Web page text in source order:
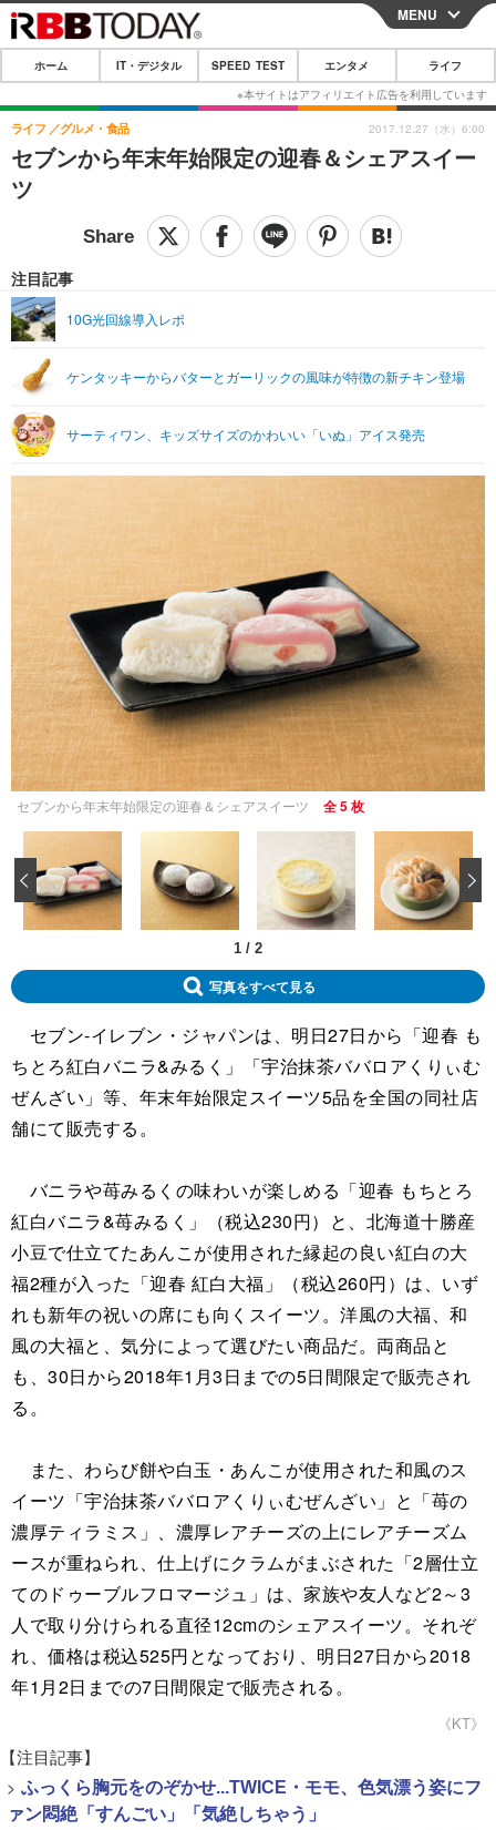
CLOSE
ホーム
IT・デジタル
IT・デジタルTOP スマートフォン
ショッピング その他
SPEED TEST
エンタメTOP 映画・ドラマ
グラビア ブログ
ショッピング その他
ライフTOP
リリース一覧
プッシュ通知の停止方法
MENU
ホーム IT・デジタル SPEED TEST エンタメ ライフ
セブンから年末年始限定の迎春＆シェアスイー
ツ
ライフ グルメ・食品
注目記事
10G光回線導入レポ
ケンタッキーからバターとガーリックの風味が特徴の新チキン登場
サーティワン、キッズサイズのかわいい「いぬ」アイス発売
2017.12.27（水）6:00
セブンから年末年始限定の迎春＆シェアスイーツ 全 5 枚
1 / 2
‹
写真をすべて見る
セブン‐イレブン・ジャパンは、明日27日から「迎春 も
ちとろ紅白バニラ&みるく」「宇治抹茶ババロアくりぃむ
ぜんざい」等、年末年始限定スイーツ5品を全国の同社店
舗にて販売する。
バニラや苺みるくの味わいが楽しめる「迎春 もちとろ
紅白バニラ&苺みるく」（税込230円）と、北海道十勝産
小豆で仕立てたあんこが使用された縁起の良い紅白の大
福2種が入った「迎春 紅白大福」（税込260円）は、いず
れも新年の祝いの席にも向くスイーツ。洋風の大福、和
風の大福と、気分によって選びたい商品だ。両商品と
も、30日から2018年1月3日までの5日間限定で販売され
る。
また、わらび餅や白玉・あんこが使用された和風のス
イーツ「宇治抹茶ババロアくりぃむぜんざい」と「苺の
濃厚ティラミス」、濃厚レアチーズの上にレアチーズム
ースが重ねられ、仕上げにクラムがまぶされた「2層仕立
てのドゥーブルフロマージュ」は、家族や友人など2～3
人で取り分けられる直径12cmのシェアスイーツ。それぞ
れ、価格は税込525円となっており、明日27日から2018
年1月2日までの7日間限定で販売される。
《KT》
【注目記事】
> ふっくら胸元をのぞかせ...TWICE・モモ、色気漂う姿にフ
ァン悶絶「すんごい」「気絶しちゃう」